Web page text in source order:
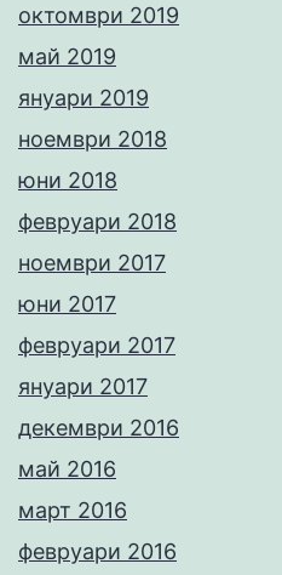
октомври 2019
май 2019
януари 2019
ноември 2018
юни 2018
февруари 2018
ноември 2017
юни 2017
февруари 2017
януари 2017
декември 2016
май 2016
март 2016
февруари 2016